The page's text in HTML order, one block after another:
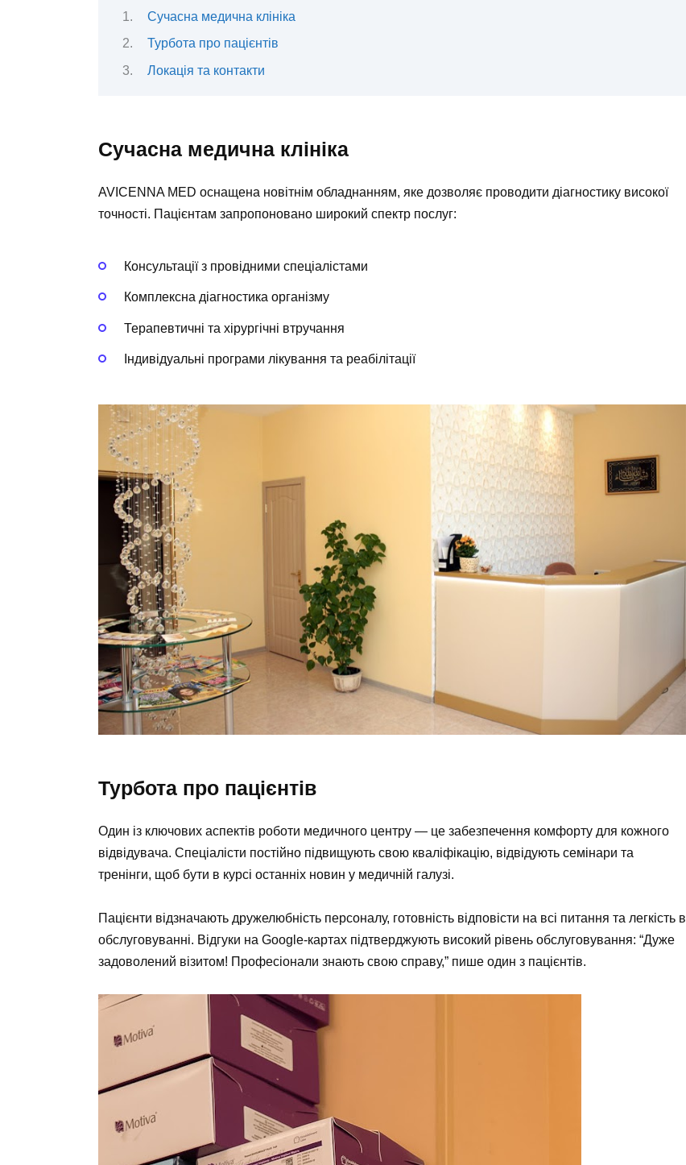
Сучасна медична клініка
Турбота про пацієнтів
Локація та контакти
Сучасна медична клініка
AVICENNA MED оснащена новітнім обладнанням, яке дозволяє проводити діагностику високої
точності. Пацієнтам запропоновано широкий спектр послуг:
Консультації з провідними спеціалістами
Комплексна діагностика організму
Терапевтичні та хірургічні втручання
Індивідуальні програми лікування та реабілітації
Турбота про пацієнтів
Один із ключових аспектів роботи медичного центру — це забезпечення комфорту для кожного
відвідувача. Спеціалісти постійно підвищують свою кваліфікацію, відвідують семінари та
тренінги, щоб бути в курсі останніх новин у медичній галузі.
Пацієнти відзначають дружелюбність персоналу, готовність відповісти на всі питання та легкість в
обслуговуванні. Відгуки на Google-картах підтверджують високий рівень обслуговування: “Дуже
задоволений візитом! Професіонали знають свою справу,” пише один з пацієнтів.